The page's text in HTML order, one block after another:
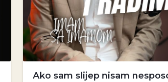
Ako sam slijep nisam